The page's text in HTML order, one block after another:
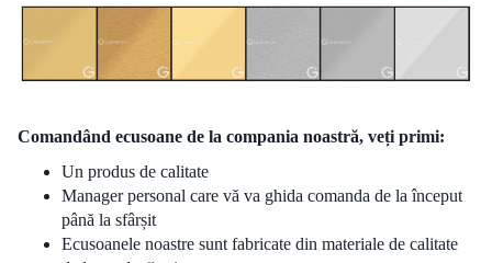
Comandând ecusoane de la compania noastră, veți primi:
Un produs de calitate
Manager personal care vă va ghida comanda de la început
până la sfârșit
Ecusoanele noastre sunt fabricate din materiale de calitate